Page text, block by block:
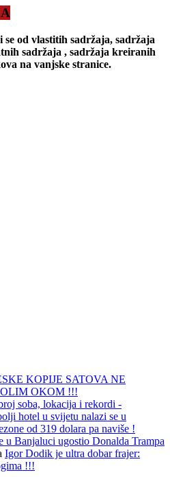
od vlastitih sadržaja, sadržaja
sadržaja , sadržaja kreiranih
na vanjske stranice.
KOPIJE SATOVA NE
OKOM !!!
soba, lokacija i rekordi -
hotel u svijetu nalazi se u
od 319 dolara pa naviše !
Banjaluci ugostio Donalda Trampa
Igor Dodik je ultra dobar frajer:
!!!